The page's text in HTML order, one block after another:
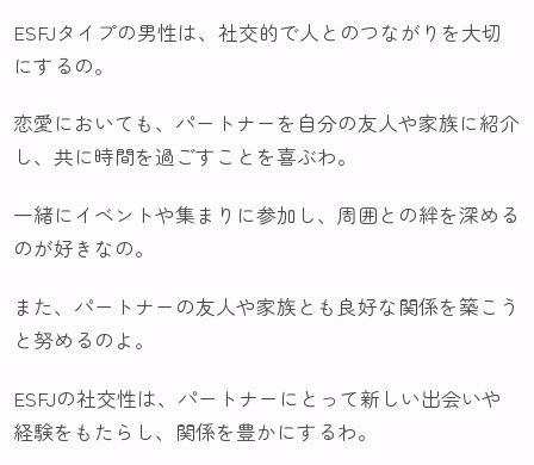
ESFJタイプの男性は、社交的で人とのつながりを大切
にするの。
恋愛においても、パートナーを自分の友人や家族に紹介
し、共に時間を過ごすことを喜ぶわ。
一緒にイベントや集まりに参加し、周囲との絆を深める
のが好きなの。
また、パートナーの友人や家族とも良好な関係を築こう
と努めるのよ。
ESFJの社交性は、パートナーにとって新しい出会いや
経験をもたらし、関係を豊かにするわ。